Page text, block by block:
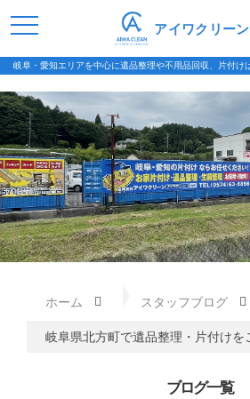
岐阜・愛知エリアを中心に遺品整理や不用品回収、片付け
アイワクリーン
ホーム スタッフブログ
岐阜県北方町で遺品整理・片付け
ブログ一覧